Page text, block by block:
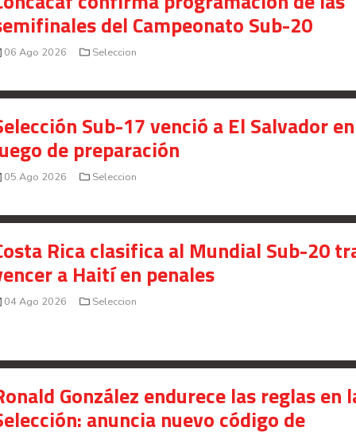
del Campeonato Sub-20
06 Ago 2026 Seleccion
Sub-17 venció a El Salvador en
de preparación
05 Ago 2026 Seleccion
Rica clasifica al Mundial Sub-20
a Haití en penales
04 Ago 2026 Seleccion
González endurece las reglas en
anuncia nuevo código de